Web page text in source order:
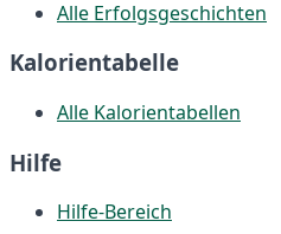
Alle Erfolgsgeschichten
Kalorientabelle
Alle Kalorientabellen
Hilfe
Hilfe-Bereich